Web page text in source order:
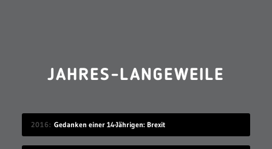
JAHRES-LANGEWEILE
2016 Gedanken einer 14-Jährigen: Brexit